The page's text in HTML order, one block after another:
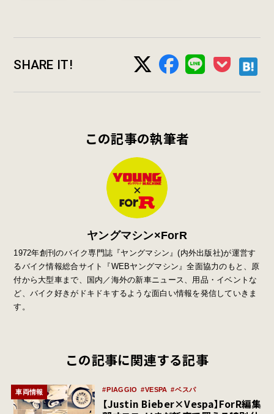
SHARE IT!
この記事の執筆者
ヤングマシン×ForR
1972年創刊のバイク専門誌『ヤングマシン』(内外出版社)が運営す
るバイク情報総合サイト『WEBヤングマシン』全面協力のもと、原
付から大型車まで、国内／海外の新車ニュース、用品・イベントな
ど、バイク好きがドキドキするような面白い情報を発信していきま
す。
この記事に関連する記事
車両情報 PIAGGIO VESPA ベスパ
【Justin Bieber×Vespa】ForR編集